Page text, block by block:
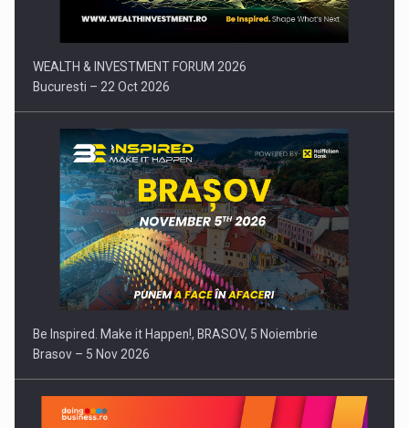
WEALTH & INVESTMENT FORUM 2026
Bucuresti – 22 Oct 2026
Be Inspired. Make it Happen!, BRASOV, 5 Noiembrie
Brasov – 5 Nov 2026